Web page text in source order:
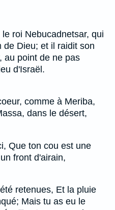
roi Nebucadnetsar, qui
de Dieu; et il raidit son
au point de ne pas
d'Israël.
comme à Meriba,
dans le désert,
Que ton cou est une
front d'airain,
retenues, Et la pluie
Mais tu as eu le